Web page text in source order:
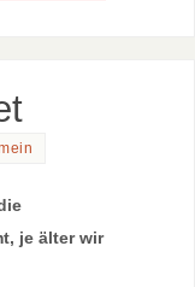
je älter wir